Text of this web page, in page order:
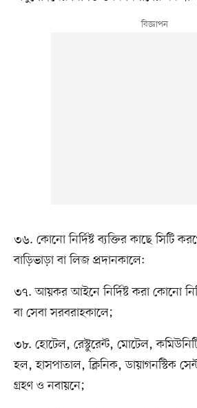
৩৬. কোনো নির্দিষ্ট ব্যক্তির কাছে সিটি
বাড়িভাড়া বা লিজ প্রদানকালে:
৩৭. আয়কর আইনে নির্দিষ্ট করা কোনো
বা সেবা সরবরাহকালে;
৩৮. হোটেল, রেস্টুরেন্ট, মোটেল,
হল, হাসপাতাল, ক্লিনিক, ডায়াগনস্টিক
গ্রহণ ও নবায়নে;